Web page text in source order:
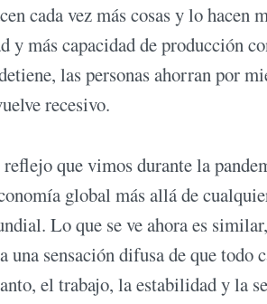
cada vez más cosas y lo
y más capacidad de producción
las personas ahorran por
recesivo.
que vimos durante la
global más allá de
Lo que se ve ahora es
una sensación difusa de que
el trabajo, la estabilidad y la